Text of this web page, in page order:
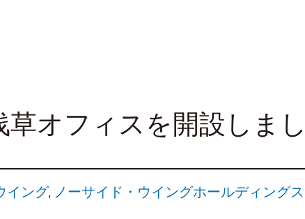
草オフィスを開設しま
イング, ノーサイド・ウイングホールディングス